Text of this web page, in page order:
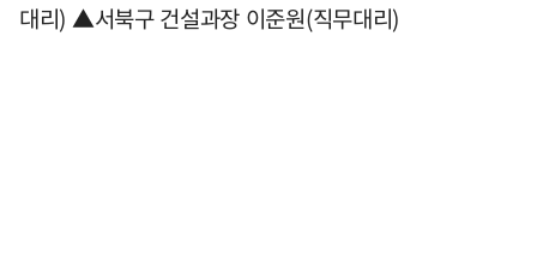
대리) ▲서북구 건설과장 이준원(직무대리)